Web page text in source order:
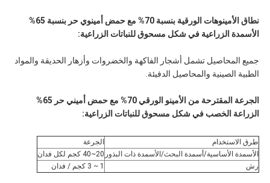
نطاق الأمينوهات الورقية بنسبة 70% مع حمض أمينوي حر بنسبة 65%
الأسمدة الزراعية في شكل مسحوق للنباتات الزراعية:
جميع المحاصيل تشمل أشجار الفاكهة والخضروات وأزهار الحديقة والمواد
الطبية الصينية والمحاصيل الدفيئة.
الجرعة المقترحة من الأمينو الورقي 70% مع حمض أميني حر 65%
الزراعة الخصب في شكل مسحوق للنباتات الزراعية:
طرق الاستخدام
الجرعة
الأسمدة الأساسية/أسمدة البحث/الأسمدة ذات البذور 20~40 كجم لكل فدان
رش
1 ~ 3 كجم / فدان